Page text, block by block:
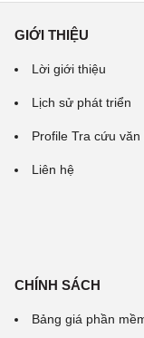
GIỚI THIỆU
Lời giới thiệu
Lịch sử phát triển
Profile Tra cứu văn
Liên hệ
CHÍNH SÁCH
Bảng giá phần